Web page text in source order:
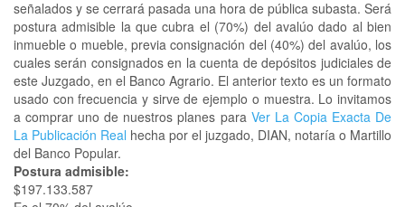
señalados y se cerrará pasada una hora de pública subasta. Será
postura admisible la que cubra el (70%) del avalúo dado al bien
inmueble o mueble, previa consignación del (40%) del avalúo, los
cuales serán consignados en la cuenta de depósitos judiciales de
este Juzgado, en el Banco Agrario. El anterior texto es un formato
usado con frecuencia y sirve de ejemplo o muestra. Lo invitamos
a comprar uno de nuestros planes para Ver La Copia Exacta De
La Publicación Real hecha por el juzgado, DIAN, notaría o Martillo
del Banco Popular.
Postura admisible:
$197.133.587